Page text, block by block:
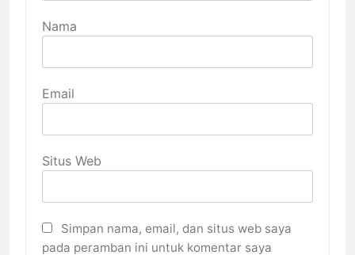
Nama
Email
Situs Web
Simpan nama, email, dan situs web saya
pada peramban ini untuk komentar saya